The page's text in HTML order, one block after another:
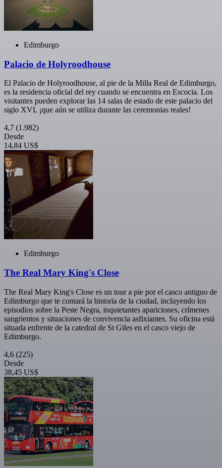
Edimburgo
Palacio de Holyroodhouse
El Palacio de Holyroodhouse, al pie de la Milla Real de Edimburgo,
es la residencia oficial del rey cuando se encuentra en Escocia. Los
visitantes pueden explorar las 14 salas de estado de este palacio del
siglo XVI, ¡que aún se utiliza durante las ceremonias reales!
4,7 (1.982)
Desde
14,84 US$
Edimburgo
The Real Mary King's Close
The Real Mary King's Close es un tour a pie por el casco antiguo de
Edimburgo que te contará la historia de la ciudad, incluyendo los
episodios sobre la Peste Negra, inquietantes apariciones, crímenes
sangrientos y situaciones de convivencia asfixiantes. Su oficina está
situada enfrente de la catedral de St Giles en el casco viejo de
Edimburgo.
4,6 (225)
Desde
38,45 US$